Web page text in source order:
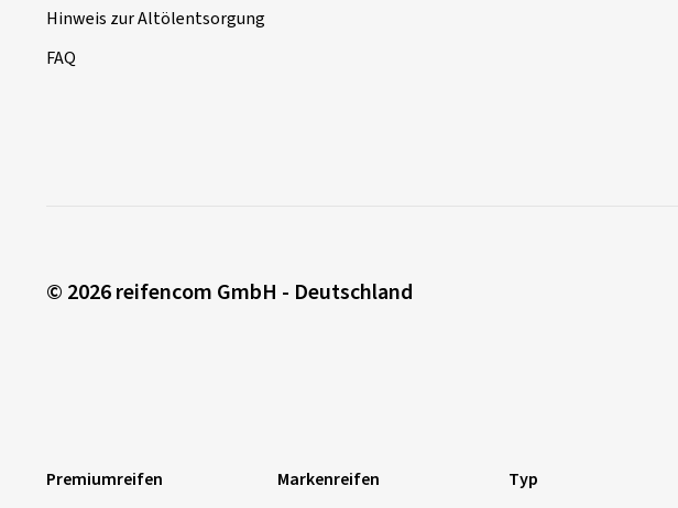
Hinweis zur Altölentsorgung
FAQ
© 2026 reifencom GmbH - Deutschland
Premiumreifen Markenreifen Typ